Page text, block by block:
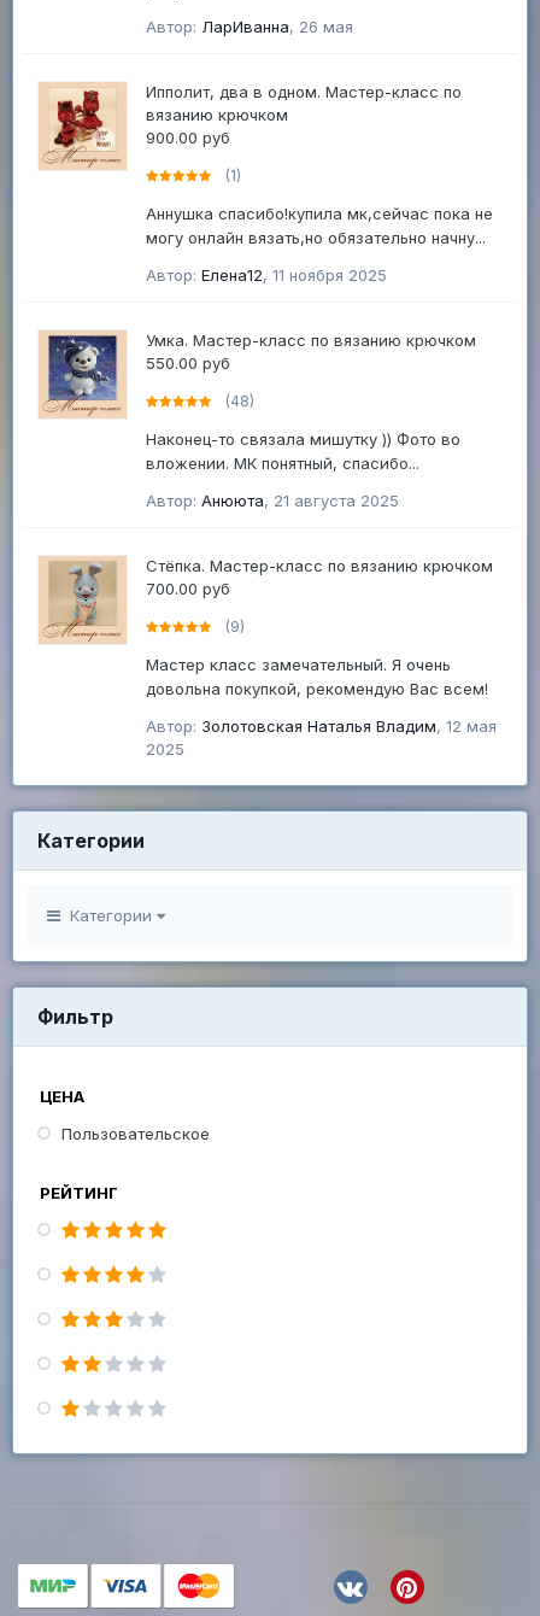
Автор: ЛарИванна, 26 мая
Ипполит, два в одном. Мастер-класс по
вязанию крючком
900.00 руб
(1)
Аннушка спасибо!купила мк,сейчас пока не
могу онлайн вязать,но обязательно начну...
Автор: Елена12, 11 ноября 2025
Умка. Мастер-класс по вязанию крючком
550.00 руб
(48)
Наконец-то связала мишутку )) Фото во
вложении. МК понятный, спасибо...
Автор: Анююта, 21 августа 2025
Стёпка. Мастер-класс по вязанию крючком
700.00 руб
(9)
Мастер класс замечательный. Я очень
довольна покупкой, рекомендую Вас всем!
Автор: Золотовская Наталья Владим, 12 мая
2025
Категории
Категории
Фильтр
ЦЕНА
Пользовательское
РЕЙТИНГ